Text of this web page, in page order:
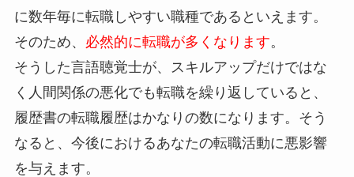
に数年毎に転職しやすい職種であるといえます。
そのため、 必然的に転職が多くなります。
そうした言語聴覚士が、スキルアップだけではな
く人間関係の悪化でも転職を繰り返していると、
履歴書の転職履歴はかなりの数になります。そう
なると、今後におけるあなたの転職活動に悪影響
を与えます。